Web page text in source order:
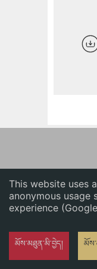
This website uses
anonymous usage
experience
མོས་མཐུན་མི་བྱེད།